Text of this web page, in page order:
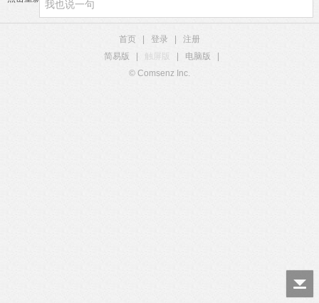
首页 登录
注册
简易版
触屏版 电脑版
© Comsenz Inc.